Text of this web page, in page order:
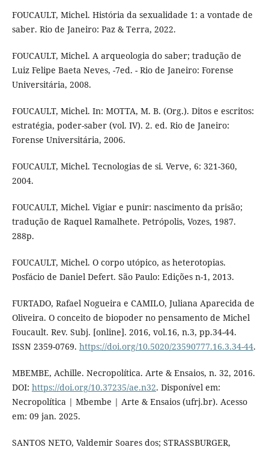
FOUCAULT, Michel. História da sexualidade 1: a vontade de
saber. Rio de Janeiro: Paz & Terra, 2022.
FOUCAULT, Michel. A arqueologia do saber; tradução de
Luiz Felipe Baeta Neves, -7ed. - Rio de Janeiro: Forense
Universitária, 2008.
FOUCAULT, Michel. In: MOTTA, M. B. (Org.). Ditos e escritos:
estratégia, poder-saber (vol. IV). 2. ed. Rio de Janeiro:
Forense Universitária, 2006.
FOUCAULT, Michel. Tecnologias de si. Verve, 6: 321-360,
2004.
FOUCAULT, Michel. Vigiar e punir: nascimento da prisão;
tradução de Raquel Ramalhete. Petrópolis, Vozes, 1987.
288p.
FOUCAULT, Michel. O corpo utópico, as heterotopias.
Posfácio de Daniel Defert. São Paulo: Edições n-1, 2013.
FURTADO, Rafael Nogueira e CAMILO, Juliana Aparecida de
Oliveira. O conceito de biopoder no pensamento de Michel
Foucault. Rev. Subj. [online]. 2016, vol.16, n.3, pp.34-44.
ISSN 2359-0769. https://doi.org/10.5020/23590777.16.3.34-44.
MBEMBE, Achille. Necropolítica. Arte & Ensaios, n. 32, 2016.
DOI: https://doi.org/10.37235/ae.n32. Disponível em:
Necropolítica | Mbembe | Arte & Ensaios (ufrj.br). Acesso
em: 09 jan. 2025.
SANTOS NETO, Valdemir Soares dos; STRASSBURGER,